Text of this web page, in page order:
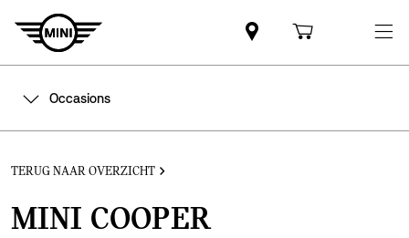
Occasions
TERUG NAAR OVERZICHT
MINI COOPER